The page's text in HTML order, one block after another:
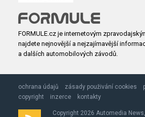
FORMULE.cz je internetovým
najdete nejnovější a nejzajímavější
a dalších automobilových závodů.
ochrana údajů zásady použivání cookies
copyright
inzerce kontakty
Copyright 2026 Automedia News,